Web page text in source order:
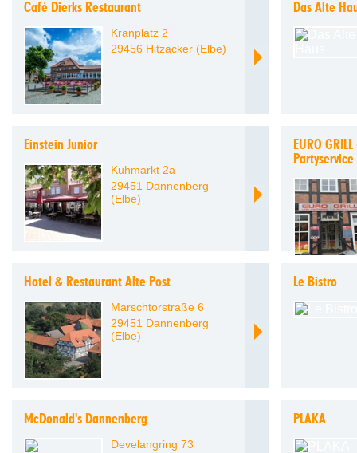
Café Dierks Restaurant
Kranplatz 2
29456 Hitzacker (Elbe)
Das Alte
Einstein Junior
Kuhmarkt 2a
29451 Dannenberg
(Elbe)
EURO
Partyservice
Hotel & Restaurant Alte Post
Marschtorstraße 6
29451 Dannenberg
(Elbe)
Le Bistro
McDonald's Dannenberg
Develangring 73
PLAKA